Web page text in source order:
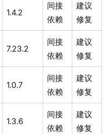
1.4.2
间接
依赖
建议
修复
7.23.2
间接
依赖
建议
修复
1.0.7
间接
依赖
建议
修复
1.3.6
间接
依赖
建议
修复